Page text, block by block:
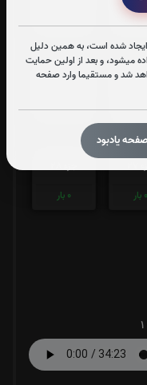
شده است، به همین دلیل
میشود، و بعد از اولین حمایت
شد و مستقیما وارد صفحه
یادبود
0بار
23
0بار
جزء 24
0بار
0 بار
0 بار